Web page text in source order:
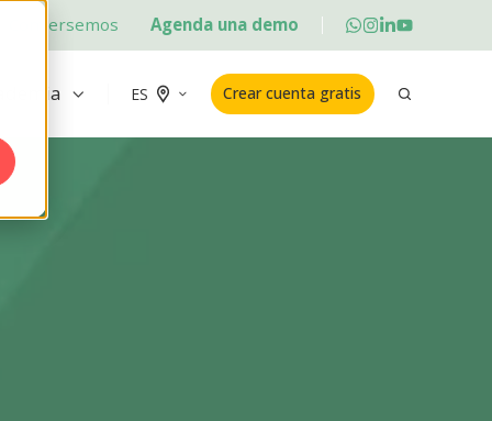
Conversemos Agenda una demo
ES Crear cuenta gratis